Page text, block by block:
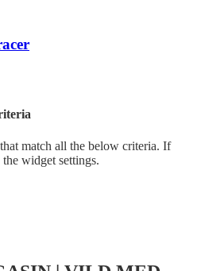
match all the below criteria. If
widget settings.